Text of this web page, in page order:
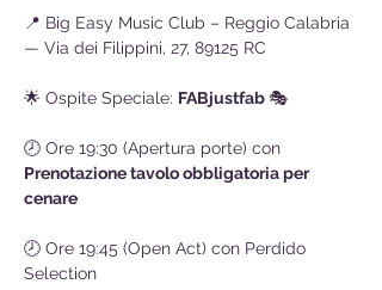
📍 Big Easy Music Club – Reggio Calabria
— Via dei Filippini, 27, 89125 RC
🌟 Ospite Speciale: FABjustfab 🎭
🕗 Ore 19:30 (Apertura porte) con
Prenotazione tavolo obbligatoria per
cenare
🕗 Ore 19:45 (Open Act) con Perdido
Selection